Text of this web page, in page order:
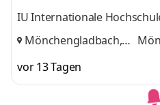
sellschaft mbH
IU Internationale
Mönchengladbach,
vor 13 Tagen